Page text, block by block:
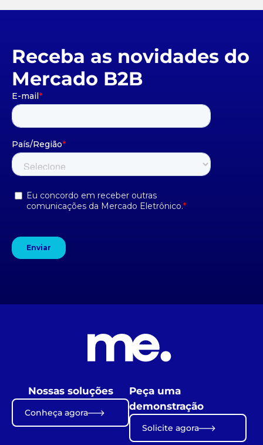
Receba as novidades do
Mercado B2B
Nossas soluções
Conheça agora
Peça uma
demonstração
Solicite agora